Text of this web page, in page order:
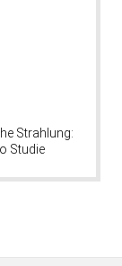
Strahlung:
Studie